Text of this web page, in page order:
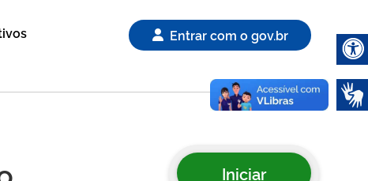
Entrar com o gov.br
Iniciar